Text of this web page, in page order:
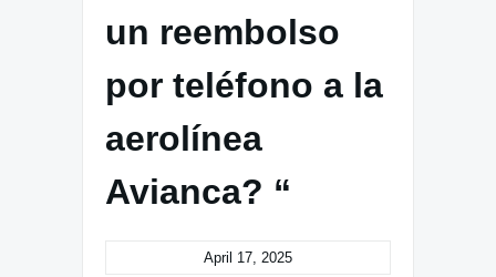
un reembolso
por teléfono a la
aerolínea
Avianca? “
April 17, 2025